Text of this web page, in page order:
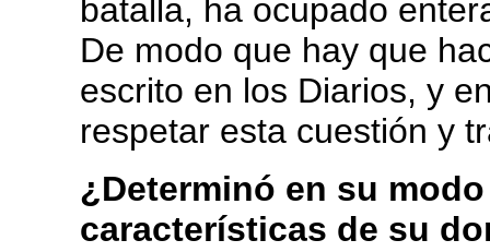
batalla, ha ocupado
De modo que hay que
escrito en los Diarios, y
respetar esta cuestión y
¿Determinó en su
características de su